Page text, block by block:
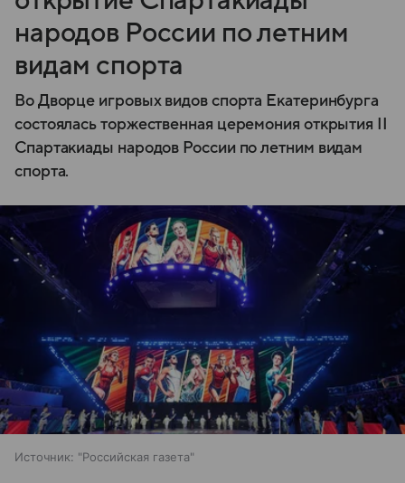
народов России по летним
видам спорта
Во Дворце игровых видов спорта Екатеринбурга
состоялась торжественная церемония открытия II
Спартакиады народов России по летним видам
спорта.
Источник: "Российская газета"